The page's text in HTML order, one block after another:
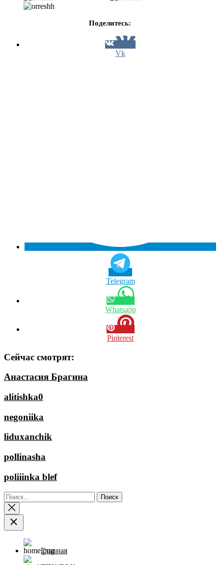
Поделитесь:
Vk
Telegram
Whatsapp
Pinterest
Сейчас смотрят:
Анастасия Брагина
alitishka0
negoniika
liduxanchik
pollinasha
poliiinka blef
Найти:
Главная